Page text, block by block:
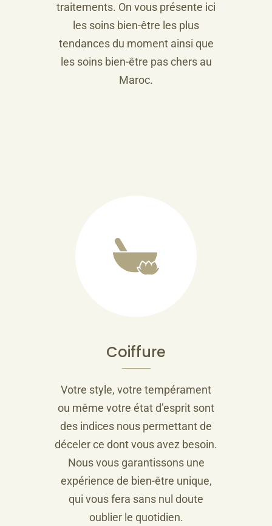
traitements. On vous présente ici
les soins bien-être les plus
tendances du moment ainsi que
les soins bien-être pas chers au
Maroc.
Coiffure
Votre style, votre tempérament
ou même votre état d’esprit sont
des indices nous permettant de
déceler ce dont vous avez besoin.
Nous vous garantissons une
expérience de bien-être unique,
qui vous fera sans nul doute
oublier le quotidien.